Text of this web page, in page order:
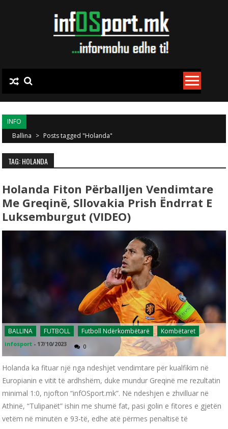
INFO
Ballina > Posts tagged "Holanda"
TAG: HOLANDA
Holanda Fiton Përballjen Vendimtare
Me Greqinë, Sllovakia Prish Ëndrrat E
Luksemburgut (VIDEO)
BALLINA FUTBOLL Futboll Ndërkombëtarë Kombëtaret
infosport - 17/10/2023 0
Holanda ka fituar një nga ndeshjet vendimtare për kualfikim në
Europianin e vitit të ardhshëm, duke mundur Greqinë me rezultatin
minimal 1:0, njofton “infOSport.mk”. Në ndeshjen e zhvilluar në
Athinë, “Tulipanët” ishin me shumë fat, pasi golin e fitores e gjetën
vetëm në minutën e 93-të, edhe atë përmes penaltisë të